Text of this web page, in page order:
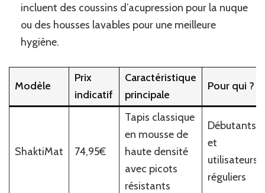
incluent des coussins d’acupression pour la nuque
ou des housses lavables pour une meilleure
hygiène.
Modèle
Prix
indicatif
Caractéristique
principale
Pour qui ?
ShaktiMat 74,95€
Tapis classique
en mousse de
haute densité
avec picots
résistants
Débutants
et
utilisateurs
réguliers